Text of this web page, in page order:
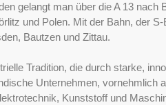
gelangt man über die A 13
und Polen. Mit der Bahn, der
Bautzen und Zittau.
Tradition, die durch starke,
Unternehmen, vornehmlich
Kunststoff und